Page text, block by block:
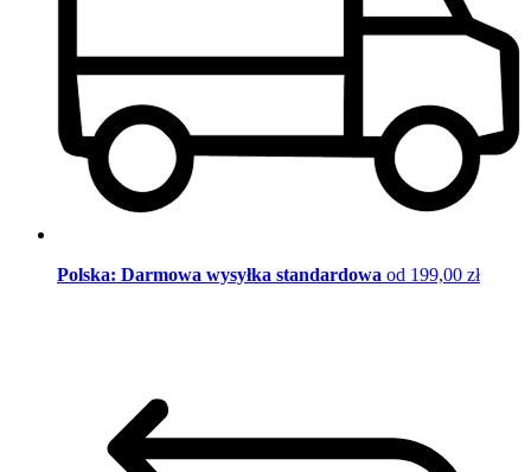
Polska: Darmowa wysyłka standardowa od 199,00 zł